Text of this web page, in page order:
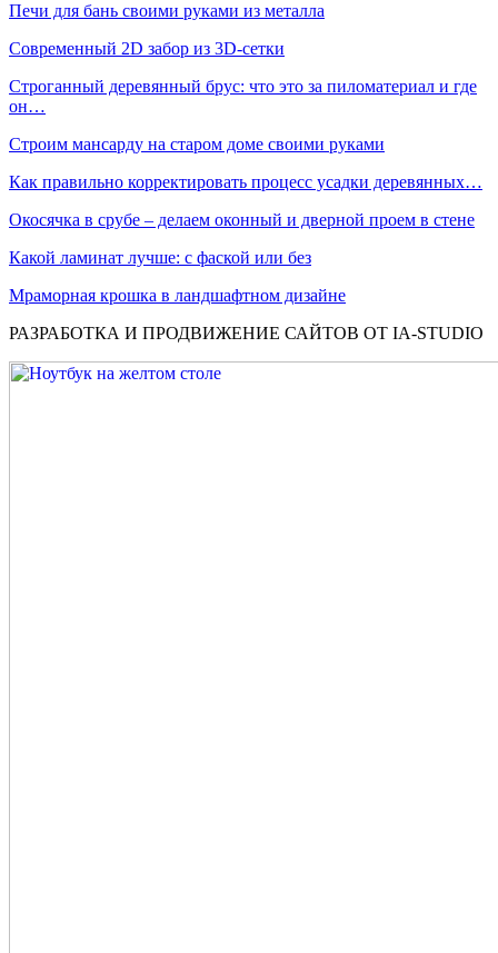
Печи для бань своими руками из металла
Современный 2D забор из 3D-сетки
Строганный деревянный брус: что это за пиломатериал и где
он…
Строим мансарду на старом доме своими руками
Как правильно корректировать процесс усадки деревянных…
Окосячка в срубе – делаем оконный и дверной проем в стене
Какой ламинат лучше: с фаской или без
Мраморная крошка в ландшафтном дизайне
РАЗРАБОТКА И ПРОДВИЖЕНИЕ САЙТОВ ОТ IA-STUDIO